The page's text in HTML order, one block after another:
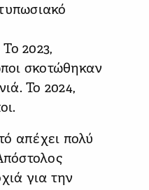
2023,
σκοτώθηκαν
Το 2024,
απέχει πολύ
για την